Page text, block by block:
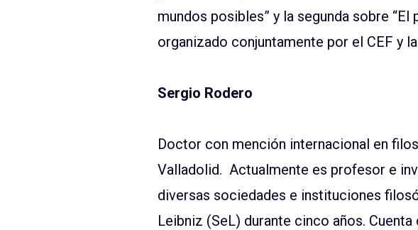
mundos posibles” y la segunda sobre
organizado conjuntamente por el CEF y
Sergio Rodero
Doctor con mención internacional en
Valladolid. Actualmente es profesor e
diversas sociedades e instituciones
Leibniz (SeL) durante cinco años.